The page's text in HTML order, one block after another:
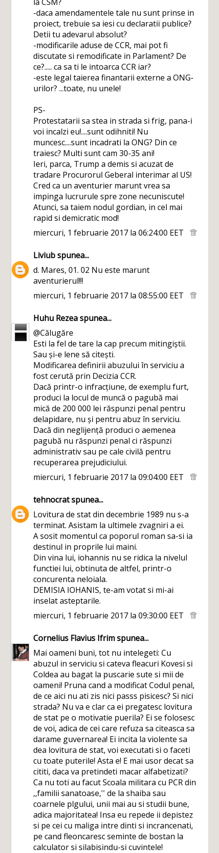
-daca amendamentele tale nu sunt prinse in
proiect, trebuie sa iesi cu declaratii publice?
Detii tu adevarul absolut?
-modificarile aduse de CCR, mai pot fi
discutate si remodificate in Parlament? De
ce?..... ca sa ti le intoarca CCR iar?
-este legal taierea finantarii externe a ONG-
urilor? ...toate, nu unele!
PS-
Protestatarii sa stea in strada si frig, pana-i
voi incalzi eu!....sunt odihniti! Nu
muncesc....sunt incadrati la ONG? Din ce
traiesc? Multi sunt cam 30-35 ani!
Ieri, parca, Trump a demis si acuzat de
tradare Procurorul Geberal interimar al US!
Cred ca un aventurier marunt vrea sa
impinga lucrurule spre zone necuniscute!
Atunci, sa taiem nodul gordian, in cel mai
rapid si demicratic mod!
miercuri, 1 februarie 2017 la 06:24:00 EET
Liviubspunea...
d. Mares, 01. 02 Nu este marunt
aventurierul!!!
miercuri, 1 februarie 2017 la 08:55:00 EET
Huhu Rezeaspunea...
@Călugăre
Esti la fel de tare la cap precum mitingiștii.
Sau și-e lene să citești.
Modificarea definirii abuzului în serviciu a
fost cerută prin Decizia CCR.
Dacă printr-o infracțiune, de exemplu furt,
produci la locul de muncă o pagubă mai
mică de 200 000 lei răspunzi penal pentru
delapidare, nu și pentru abuz în serviciu.
Dacă din neglijență produci o aemenea
pagubă nu răspunzi penal ci răspunzi
administrativ sau pe cale civilă pentru
recuperarea prejudiciului.
miercuri, 1 februarie 2017 la 09:04:00 EET
tehnocratspunea...
Lovitura de stat din decembrie 1989 nu s-a
terminat. Asistam la ultimele zvagniri a ei.
A sosit momentul ca poporul roman sa-si ia
destinul in proprile lui maini.
Din vina lui, iohannis nu se ridica la nivelul
functiei lui, obtinuta de altfel, printr-o
concurenta neloiala.
DEMISIA IOHANIS, te-am votat si mi-ai
inselat asteptarile.
miercuri, 1 februarie 2017 la 09:30:00 EET
Cornelius Flavius Ifrimspunea...
Mai oameni buni, tot nu intelegeti: Cu
abuzul in serviciu si cateva fleacuri Kovesi si
Coldea au bagat la puscarie sute si mii de
oameni! Pruna cand a modificat Codul penal,
de ce aici nu ati zis nici passs pisicesc? Si nici
strada? Nu va e clar ca ei pregatesc lovitura
de stat pe o motivatie puerila? Ei se folosesc
de voi, adica de cei care refuza sa citeasca sa
darame guvernarea! Ei incita la violente sa
dea lovitura de stat, voi executati si o faceti
cu toate puterile! Asta e! E mai usor decat sa
cititi, daca va pretindeti macar alfabetizati?
Ca nu toti au facut Scoala militara cu PCR din
,,familii sanatoase,'' de la shaiba sau
coarnele plgului, unii mai au si studii bune,
adica majoritatea! Insa eu repede ii depistez
si pe cei cu maliga intre dinti si incrancenati,
pe cand fleoncaresc seminte de bostan la
calculator si silabisindu-si cuvintele!